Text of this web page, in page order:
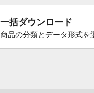
一括ダウンロード
商品の分類とデータ形式を